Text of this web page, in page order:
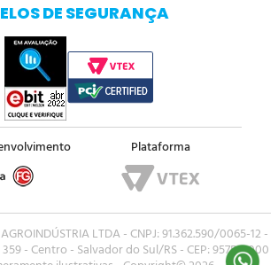
DE SEGURANÇA
Plataforma
LTDA - CNPJ: 91.362.590/0065-12 -
- Centro - Salvador do Sul/RS - CEP: 95750-000